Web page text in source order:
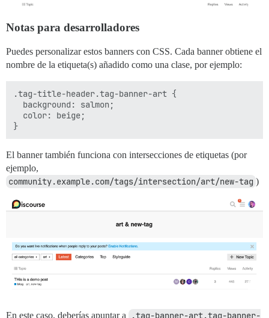
Notas para desarrolladores
Puedes personalizar estos banners con CSS. Cada banner obtiene el
nombre de la etiqueta(s) añadido como una clase, por ejemplo:
.tag-title-header.tag-banner-art {
  background: salmon;
  color: beige;
El banner también funciona con intersecciones de etiquetas (por
ejemplo,
community.example.com/tags/intersection/art/new-tag )
En este caso, deberías apuntar a
.tag-banner-art.tag-banner-